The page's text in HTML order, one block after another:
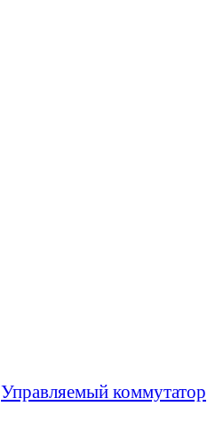
Управляемый коммутатор